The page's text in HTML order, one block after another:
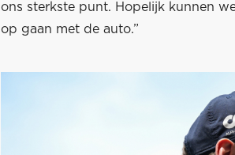
ons sterkste punt. Hopelijk kunnen
op gaan met de auto.”